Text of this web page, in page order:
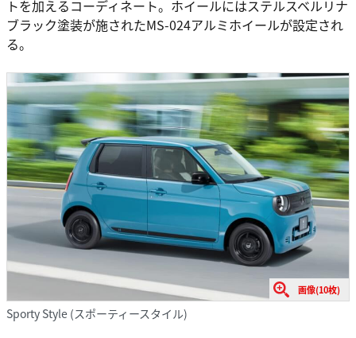
トを加えるコーディネート。ホイールにはステルスベルリナ
ブラック塗装が施されたMS-024アルミホイールが設定され
る。
画像(10枚)
Sporty Style (スポーティースタイル)